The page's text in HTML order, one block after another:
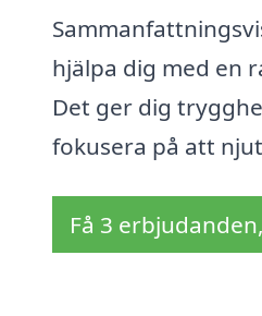
hjälpa dig med en
Det ger dig
fokusera på att
Få 3